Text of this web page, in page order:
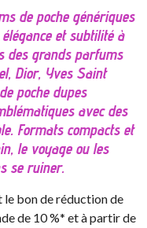
de poche génériques
et subtilité à
des grands parfums
Dior, Yves Saint
poche dupes
avec des
Formats compacts et
le voyage ou les
se ruiner.
bon de réduction de
de 10 %* et à partir de